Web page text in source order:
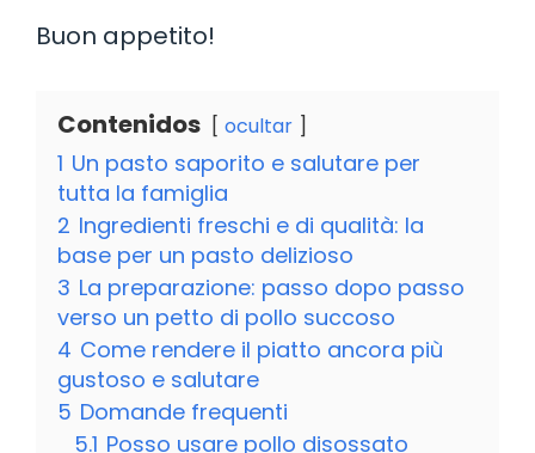
Buon appetito!
Contenidos ocultar
1 Un pasto saporito e salutare per
tutta la famiglia
2 Ingredienti freschi e di qualità: la
base per un pasto delizioso
3 La preparazione: passo dopo passo
verso un petto di pollo succoso
4 Come rendere il piatto ancora più
gustoso e salutare
5 Domande frequenti
5.1 Posso usare pollo disossato